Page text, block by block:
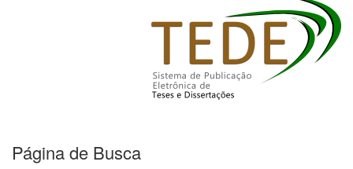
Página de Busca